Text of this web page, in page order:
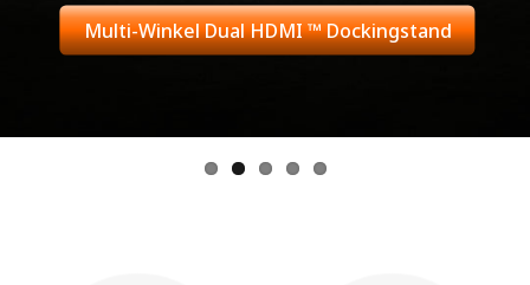
Multi-Winkel Dual HDMI ™ Dockingstand